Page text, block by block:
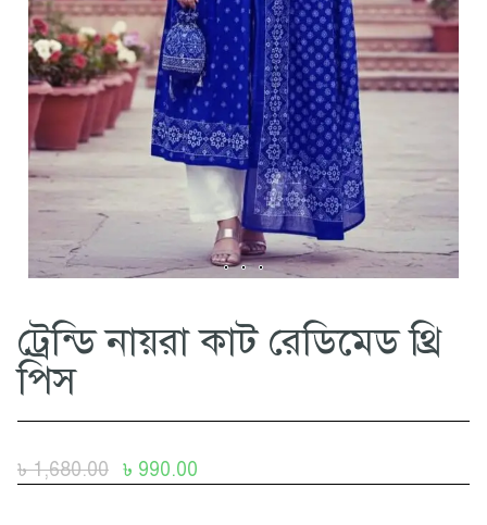
ট্রেন্ডি নায়রা কাট রেডিমেড থ্রি
পিস
৳1,680.00 ৳ 990.00